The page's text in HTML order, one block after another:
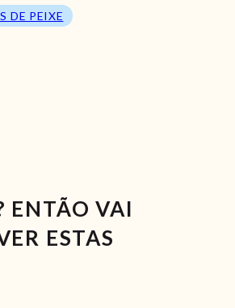
DE PEIXE
ENTÃO VAI
ESTAS